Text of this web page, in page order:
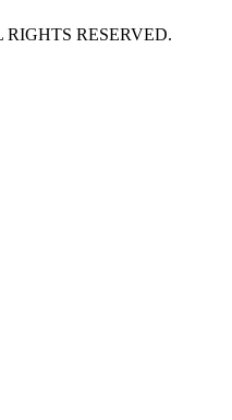
RESERVED.